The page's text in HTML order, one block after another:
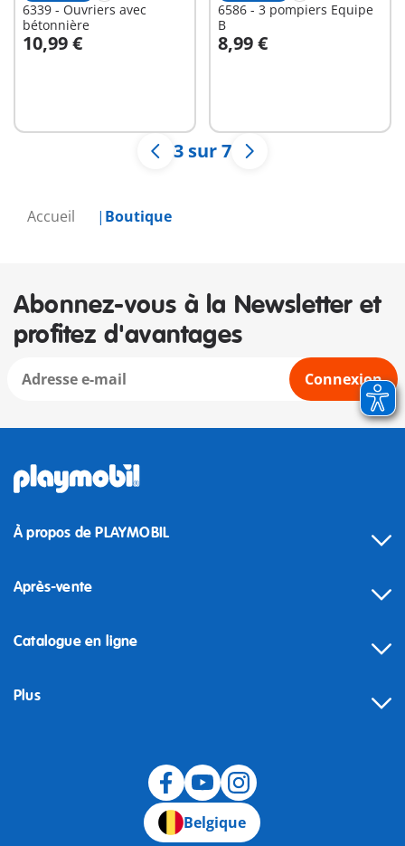
Accueil Boutique
6339 - Ouvriers avec
bétonnière
10,99 €
Au panier
6586 - 3 pompiers Equipe
B
8,99 €
Au panier
3 sur 7
Abonnez-vous à la Newsletter et
profitez d'avantages
Connexion
À propos de PLAYMOBIL
Après-vente
Catalogue en ligne
Plus
Belgique